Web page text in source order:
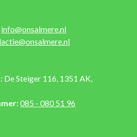
info@onsalmere.nl
De Steiger 116, 1351 AK,
085 - 080 51 96